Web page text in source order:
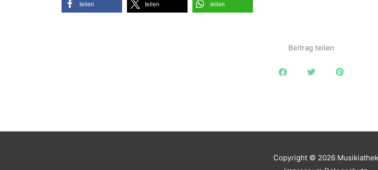
teilen teilen teilen
Beitrag teilen
Copyright © 2026 Musikiathek